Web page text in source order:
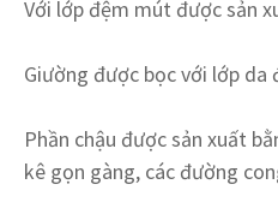
Với lớp đệm mút được sản
Giường được bọc với lớp da
Phần chậu được sản xuất
kê gọn gàng, các đường